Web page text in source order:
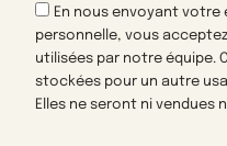
En nous envoyant
personnelle, vous
utilisées par notre équipe.
stockées pour un autre
Elles ne seront ni vendues